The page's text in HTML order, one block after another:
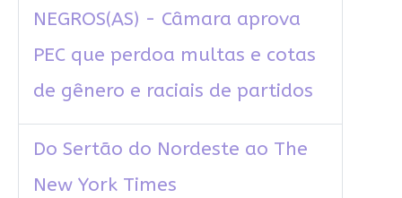
NEGROS(AS) - Câmara aprova
PEC que perdoa multas e cotas
de gênero e raciais de partidos
Do Sertão do Nordeste ao The
New York Times